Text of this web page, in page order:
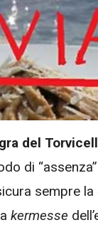
del
di
sempre
kermesse